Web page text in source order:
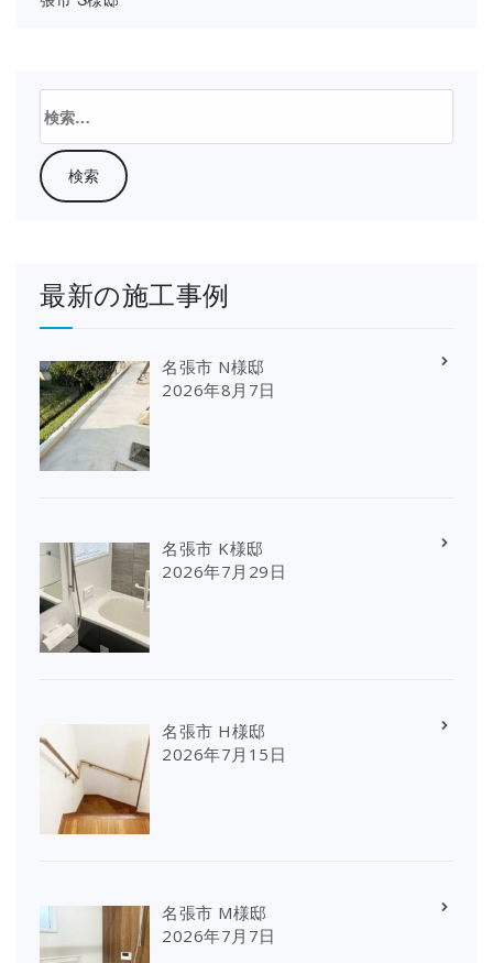
索:
最新の施工事例
名張市 N様邸
2026年8月7日
名張市 K様邸
2026年7月29日
名張市 H様邸
2026年7月15日
名張市 M様邸
2026年7月7日